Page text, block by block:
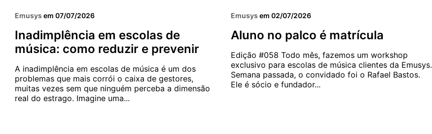
Emusys em 07/07/2026
Inadimplência em escolas de
música: como reduzir e prevenir
A inadimplência em escolas de música é um dos
problemas que mais corrói o caixa de gestores,
muitas vezes sem que ninguém perceba a dimensão
real do estrago. Imagine uma...
Emusys em 02/07/2026
Aluno no palco é matrícula
Edição #058 Todo mês, fazemos um workshop
exclusivo para escolas de música clientes da Emusys.
Semana passada, o convidado foi o Rafael Bastos.
Ele é sócio e fundador...
Sua escola é tão boa quanto
parece?
Sua escola é um balde